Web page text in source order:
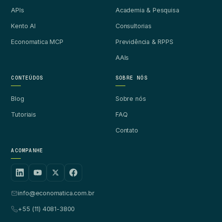
APIs
Kento AI
Economatica MCP
Academia & Pesquisa
Consultorias
Previdência & RPPS
AAIs
CONTEÚDOS
Blog
Tutoriais
SOBRE NÓS
Sobre nós
FAQ
Contato
ACOMPANHE
info@economatica.com.br
+55 (11) 4081-3800